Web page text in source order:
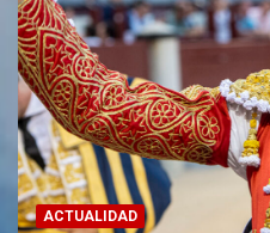
ACTUALIDAD